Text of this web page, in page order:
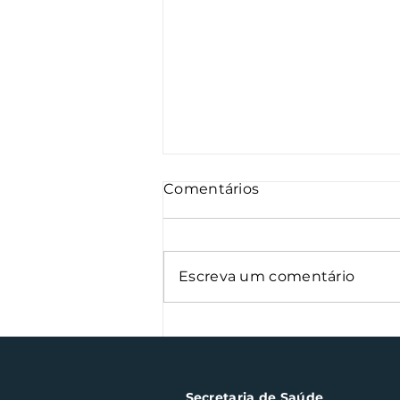
Clara do Sul
Comentários
Escreva um comentário